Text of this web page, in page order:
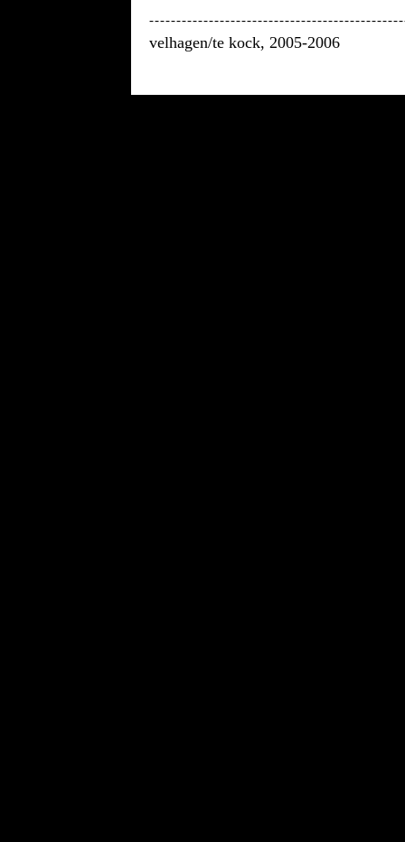
velhagen/te kock, 2005-2006